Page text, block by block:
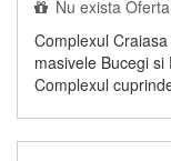
Nu exista
Complexul
masivele Bucegi
Complexul